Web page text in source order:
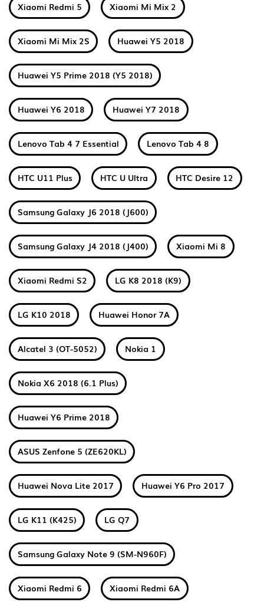
Xiaomi Redmi 5 Xiaomi Mi Mix 2
Xiaomi Mi Mix 2S Huawei Y5 2018
Huawei Y5 Prime 2018 (Y5 2018)
Huawei Y6 2018 Huawei Y7 2018
Lenovo Tab 4 7 Essential Lenovo Tab 4 8
HTC U11 Plus HTC U Ultra HTC Desire 12
Samsung Galaxy J6 2018 (J600)
Samsung Galaxy J4 2018 (J400) Xiaomi Mi 8
Xiaomi Redmi S2 LG K8 2018 (K9)
LG K10 2018 Huawei Honor 7A
Alcatel 3 (OT-5052) Nokia 1
Nokia X6 2018 (6.1 Plus)
Huawei Y6 Prime 2018
ASUS Zenfone 5 (ZE620KL)
Huawei Nova Lite 2017 Huawei Y6 Pro 2017
LG K11 (K425) LG Q7
Samsung Galaxy Note 9 (SM-N960F)
Xiaomi Redmi 6 Xiaomi Redmi 6A